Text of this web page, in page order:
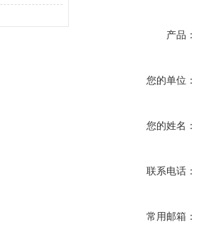
产品：
您的单位：
您的姓名：
联系电话：
常用邮箱：